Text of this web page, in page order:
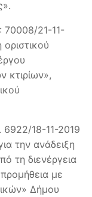
70008/21-11-
κτιρίων»,
18-11-2019
την ανάδειξη
τη διενέργεια
με
Δήμου